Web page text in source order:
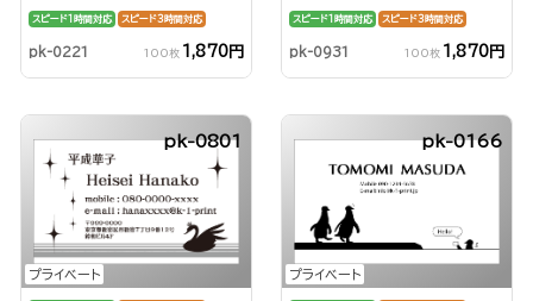
スピード1時間対応 スピード3時間対応
pk-0221 100枚 1,870円
スピード1時間対応 スピード3時間対応
pk-0931 100枚 1,870円
プライベート
pk-0801
プライベート
pk-0166